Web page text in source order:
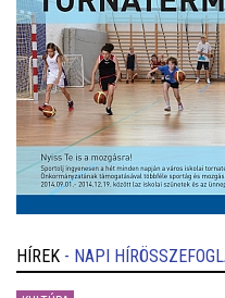
HÍREK - NAPI